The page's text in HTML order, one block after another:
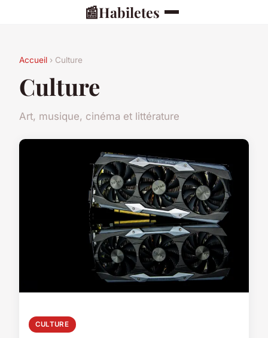
📰Habiletes
Accueil › Culture
Culture
Art, musique, cinéma et littérature
CULTURE